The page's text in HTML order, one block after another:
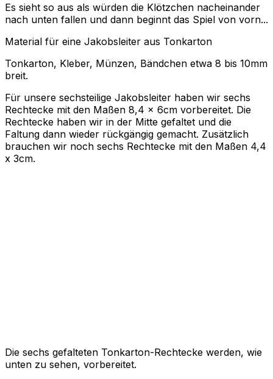
Es sieht so aus als würden die Klötzchen nacheinander
nach unten fallen und dann beginnt das Spiel von vorn...
Material für eine Jakobsleiter aus Tonkarton
Tonkarton, Kleber, Münzen, Bändchen etwa 8 bis 10mm
breit.
Für unsere sechsteilige Jakobsleiter haben wir sechs
Rechtecke mit den Maßen 8,4 x 6cm vorbereitet. Die
Rechtecke haben wir in der Mitte gefaltet und die
Faltung dann wieder rückgängig gemacht. Zusätzlich
brauchen wir noch sechs Rechtecke mit den Maßen 4,4
x 3cm.
Die sechs gefalteten Tonkarton-Rechtecke werden, wie
unten zu sehen, vorbereitet.